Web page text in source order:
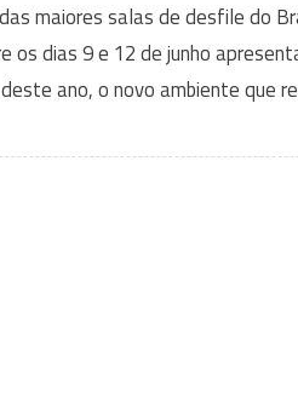
maiores salas de desfile do
os dias 9 e 12 de junho
ano, o novo ambiente que